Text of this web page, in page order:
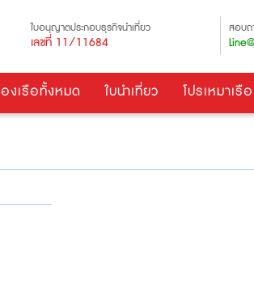
ใบอนุญาตประกอบธุรกิจนำเที่ยว
เลขที่ 11/11684
สอบถ
งเรือทั้งหมด ใบนำเที่ยว โปรเหมาเรือ